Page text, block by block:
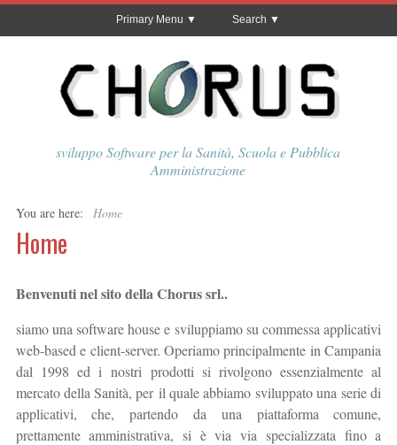
Primary Menu Search
sviluppo Software per la Sanità, Scuola e Pubblica
Amministrazione
You are here: Home
Home
Benvenuti nel sito della Chorus srl..
siamo una software house e sviluppiamo su commessa applicativi
web-based e client-server. Operiamo principalmente in Campania
dal 1998 ed i nostri prodotti si rivolgono essenzialmente al
mercato della Sanità, per il quale abbiamo sviluppato una serie di
applicativi, che, partendo da una piattaforma comune,
prettamente amministrativa, si è via via specializzata fino a